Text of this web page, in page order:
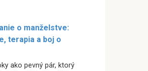
o manželstve:
terapia a boj o
ako pevný pár, ktorý